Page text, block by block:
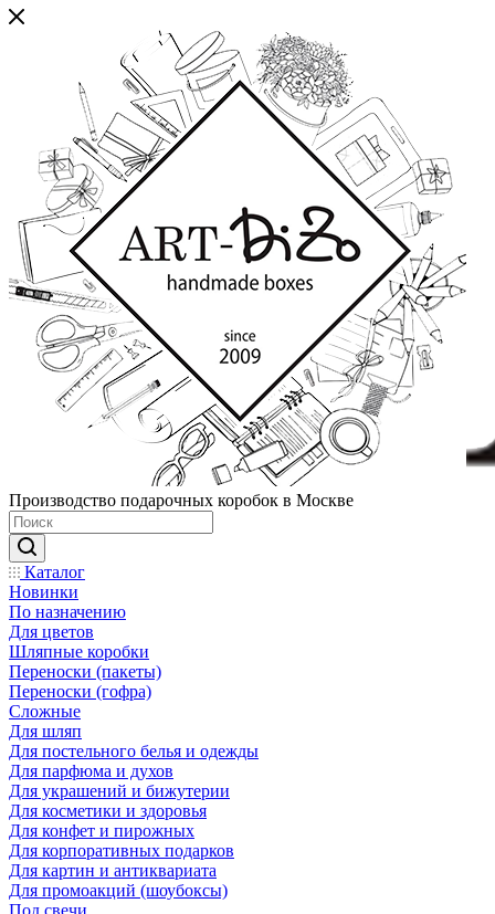
Производство подарочных коробок в Москве
Каталог
Новинки
По назначению
Для цветов
Шляпные коробки
Переноски (пакеты)
Переноски (гофра)
Сложные
Для шляп
Для постельного белья и одежды
Для парфюма и духов
Для украшений и бижутерии
Для косметики и здоровья
Для конфет и пирожных
Для корпоративных подарков
Для картин и антиквариата
Для промоакций (шоубоксы)
Под свечи